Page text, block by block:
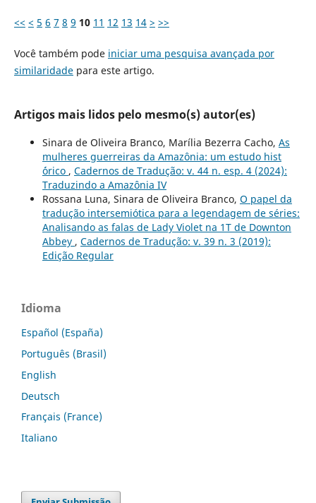
<< < 5 6 7 8 9 10 11 12 13 14 > >>
Você também pode iniciar uma pesquisa avançada por
similaridadepara este artigo.
Artigos mais lidos pelo mesmo(s) autor(es)
Sinara de Oliveira Branco, Marília Bezerra Cacho, As
mulheres guerreiras da Amazônia: um estudo hist
´órico , Cadernos de Tradução: v. 44 n. esp. 4 (2024):
Traduzindo a Amazônia IV
Rossana Luna, Sinara de Oliveira Branco, O papel da
tradução intersemiótica para a legendagem de séries:
Analisando as falas de Lady Violet na 1T de Downton
Abbey , Cadernos de Tradução: v. 39 n. 3 (2019):
Edição Regular
Idioma
Español (España)
Português (Brasil)
English
Deutsch
Français (France)
Italiano